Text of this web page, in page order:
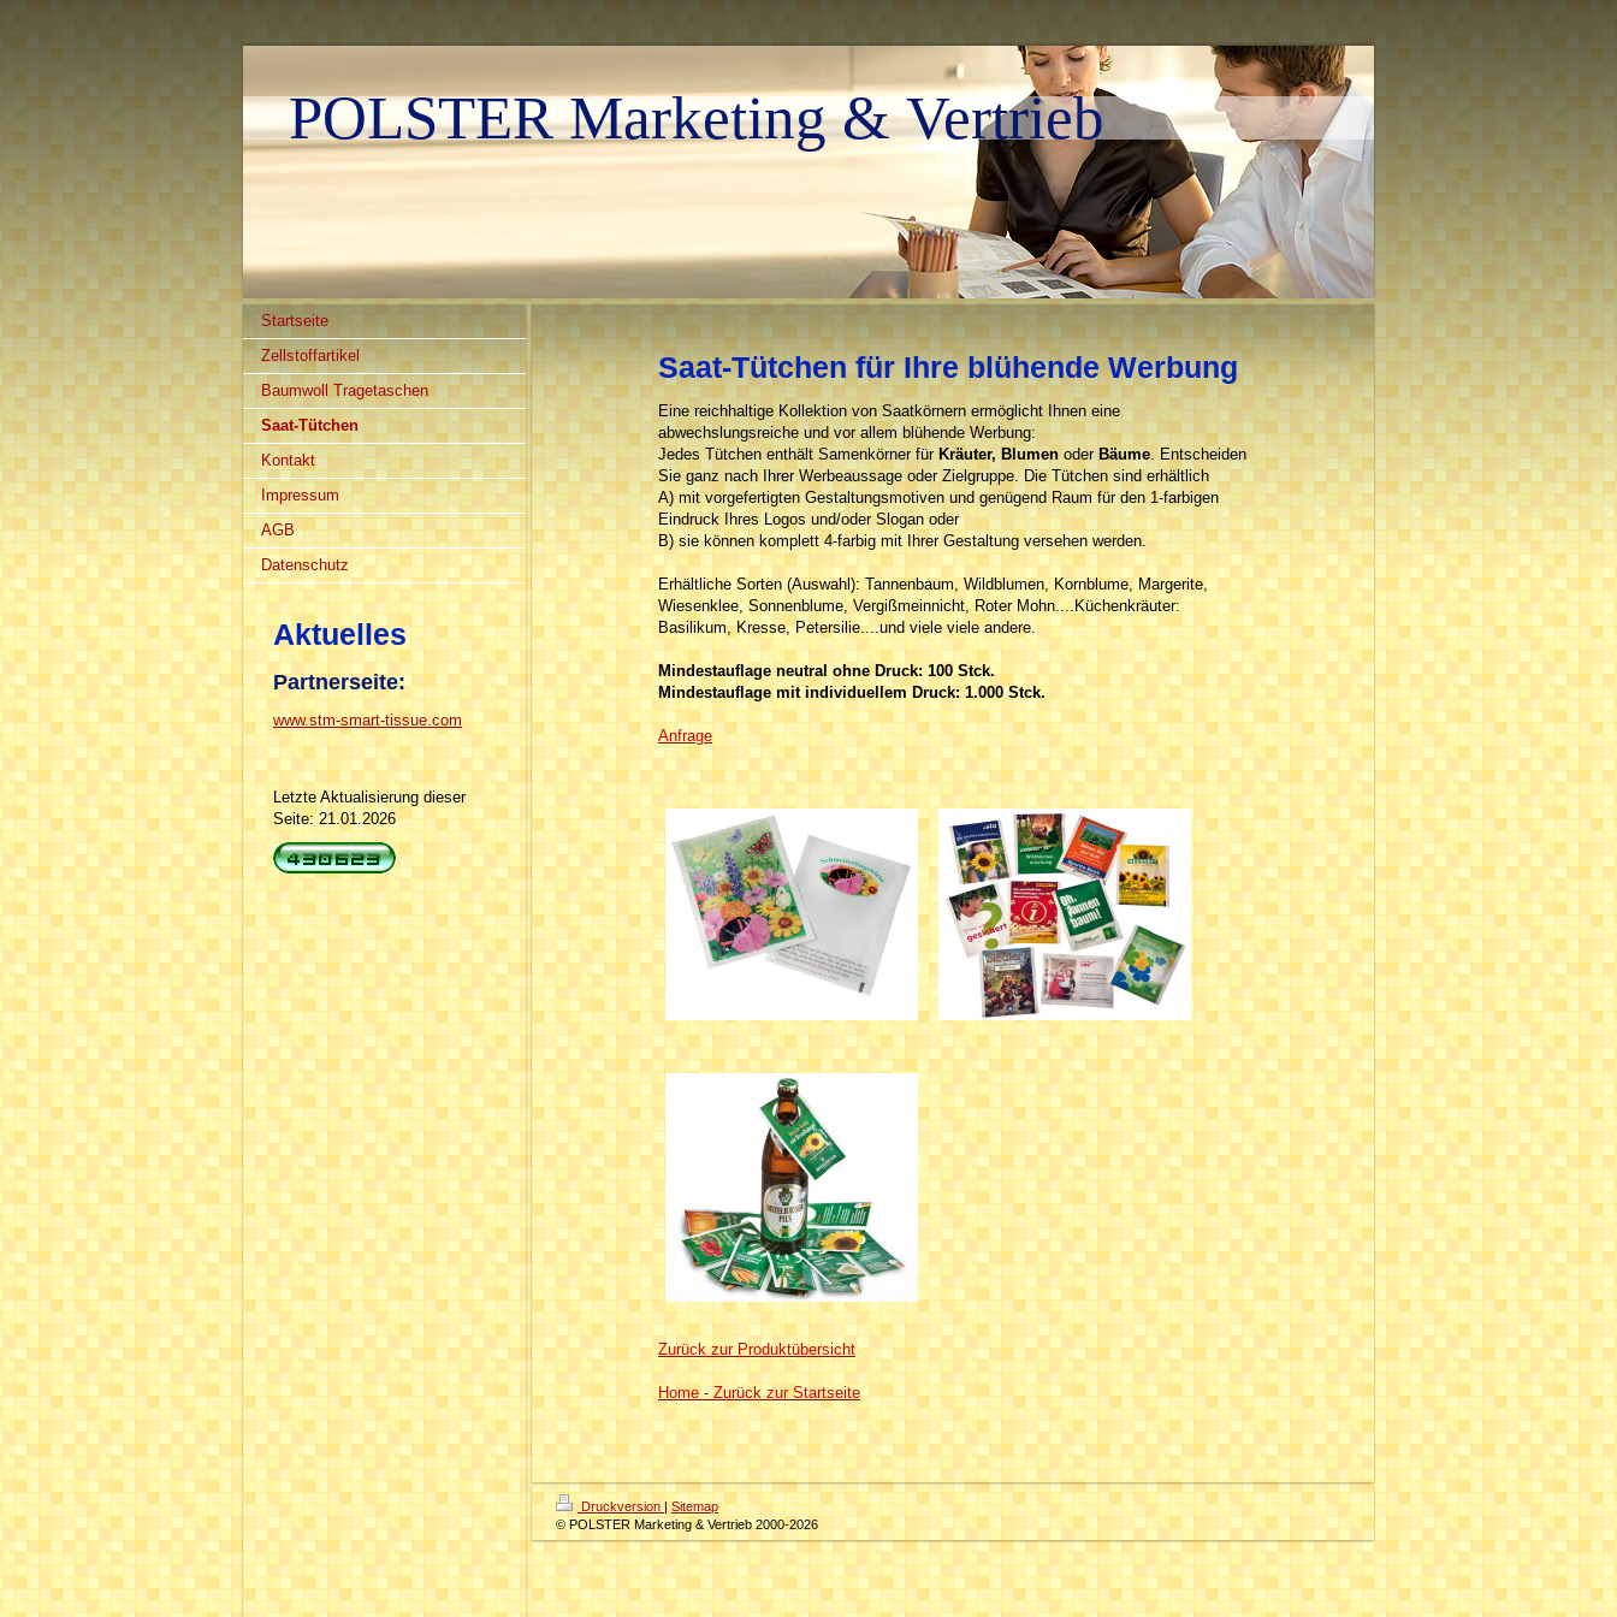
POLSTER Marketing & Vertrieb
Startseite
Zellstoffartikel
Baumwoll Tragetaschen
Saat-Tütchen
Kontakt
Impressum
AGB
Datenschutz
Aktuelles
Partnerseite:
www.stm-smart-tissue.com
Letzte Aktualisierung dieser
Seite: 21.01.2026
Saat-Tütchen für Ihre blühende Werbung
Eine reichhaltige Kollektion von Saatkörnern ermöglicht Ihnen eine
abwechslungsreiche und vor allem blühende Werbung:
Jedes Tütchen enthält Samenkörner fürKräuter, BlumenoderBäume. Entscheiden
Sie ganz nach Ihrer Werbeaussage oder Zielgruppe. Die Tütchen sind erhältlich
A) mit vorgefertigten Gestaltungsmotiven und genügend Raum für den 1-farbigen
Eindruck Ihres Logos und/oder Slogan oder
B) sie können komplett 4-farbig mit Ihrer Gestaltung versehen werden.
Erhältliche Sorten (Auswahl): Tannenbaum, Wildblumen, Kornblume, Margerite,
Wiesenklee, Sonnenblume, Vergißmeinnicht, Roter Mohn....Küchenkräuter:
Basilikum, Kresse, Petersilie....und viele viele andere.
Mindestauflage neutral ohne Druck: 100 Stck.
Mindestauflage mit individuellem Druck: 1.000 Stck.
Anfrage
Zurück zur Produktübersicht
Home - Zurück zur Startseite
Druckversion| Sitemap
© POLSTER Marketing & Vertrieb 2000-2026